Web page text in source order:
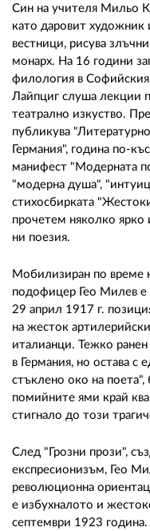
Син на учителя Мильо
като даровит художник
вестници, рисува
монарх. На 16 години
филология в Софийския
Лайпциг слуша лекции
театрално изкуство.
публикува
Германия", година по-
манифест "Модерната
"модерна душа",
стихосбирката
прочетем няколко ярко
ни поезия.
Мобилизиран по време
подофицер Гео Милев е
29 април 1917 г.
на жесток
италианци. Тежко ранен
в Германия, но остава с
стъклено око на
помийните ями край
стигнало до този
След "Грозни прози",
експресионизъм, Гео
революционна
е избухналото и
септември 1923